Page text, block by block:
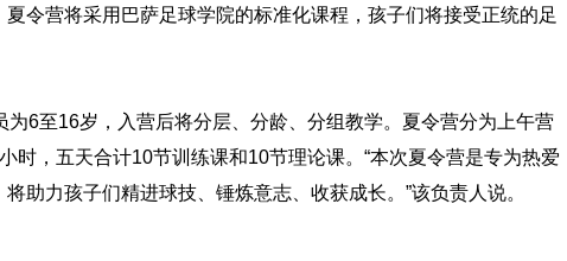
令营将采用巴萨足球学院的标准化课程，孩子们将接受正统的足
为6至16岁，入营后将分层、分龄、分组教学。夏令营分为上午营
时，五天合计10节训练课和10节理论课。“本次夏令营是专为热爱
助力孩子们精进球技、锤炼意志、收获成长。”该负责人说。